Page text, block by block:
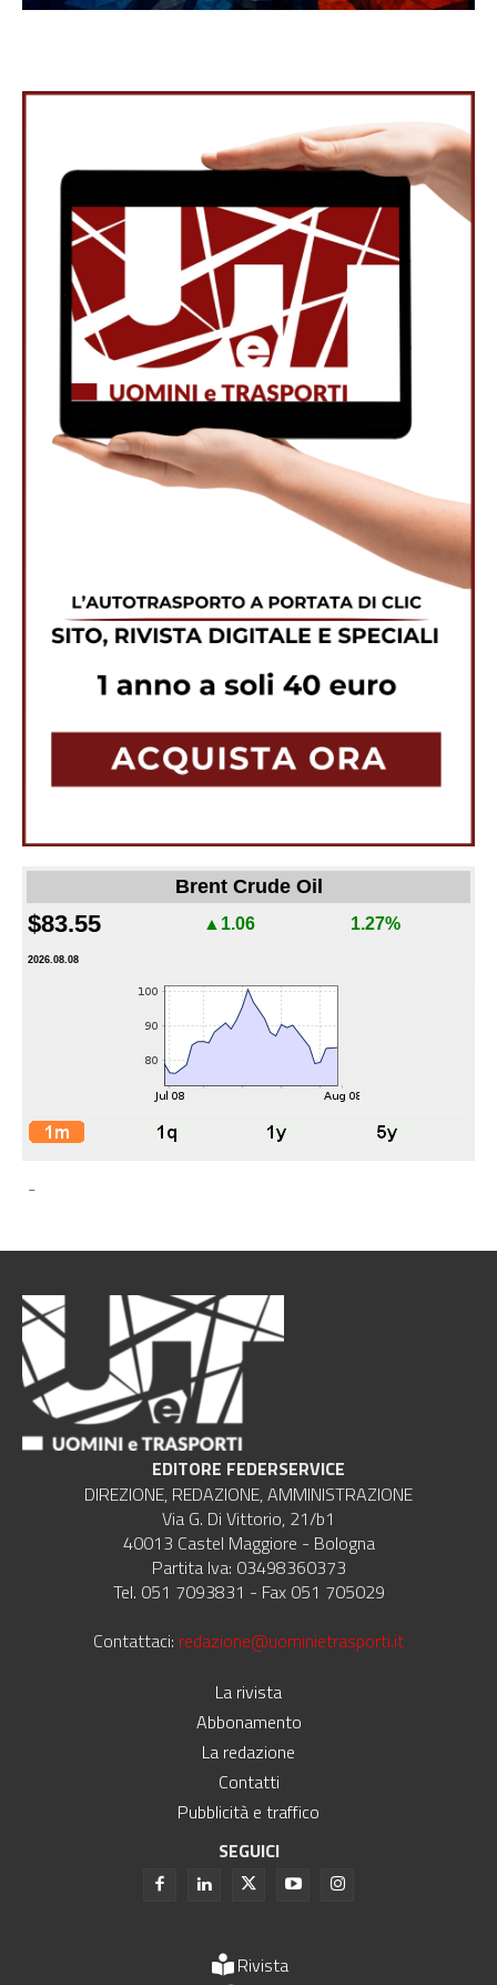
Brent Crude Oil
$83.55 ▲1.06 1.27%
2026.08.08
-
EDITORE FEDERSERVICE
DIREZIONE, REDAZIONE, AMMINISTRAZIONE
Via G. Di Vittorio, 21/b1
40013 Castel Maggiore - Bologna
Partita Iva: 03498360373
Tel. 051 7093831 - Fax 051 705029
Contattaci: redazione@uominietrasporti.it
La rivista
Abbonamento
La redazione
Contatti
Pubblicità e traffico
SEGUICI
Rivista